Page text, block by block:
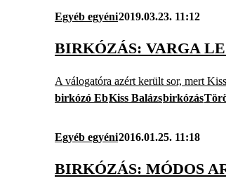
Egyéb egyéni2019.03.23. 11:12
BIRKÓZÁS: VARGA
A válogatóra azért került sor, mert
birkózó EbKiss Balázsbirkózás
Egyéb egyéni2016.01.25. 11:18
BIRKÓZÁS: MÓDOS